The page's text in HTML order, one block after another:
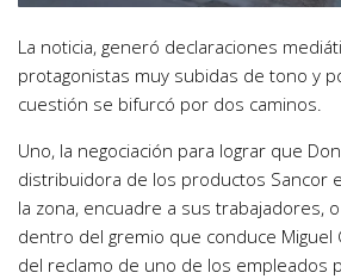
La noticia, generó declaraciones
protagonistas muy subidas de tono y
cuestión se bifurcó por dos caminos.
Uno, la negociación para lograr que
distribuidora de los productos Sancor
la zona, encuadre a sus trabajadores,
dentro del gremio que conduce Miguel
del reclamo de uno de los empleados